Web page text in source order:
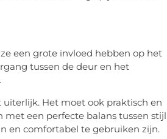
een grote invloed hebben op het
tussen de deur en het
Het moet ook praktisch en
met een perfecte balans tussen stijl
en comfortabel te gebruiken zijn.